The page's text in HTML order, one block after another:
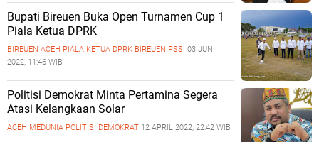
Bupati Bireuen Buka Open Turnamen Cup 1
Piala Ketua DPRK
BIREUEN ACEH PIALA KETUA DPRK BIREUEN PSSI 03 JUNI
2022, 11:46 WIB
Politisi Demokrat Minta Pertamina Segera
Atasi Kelangkaan Solar
ACEH MEDUNIA POLITISI DEMOKRAT 12 APRIL 2022, 22:42 WIB